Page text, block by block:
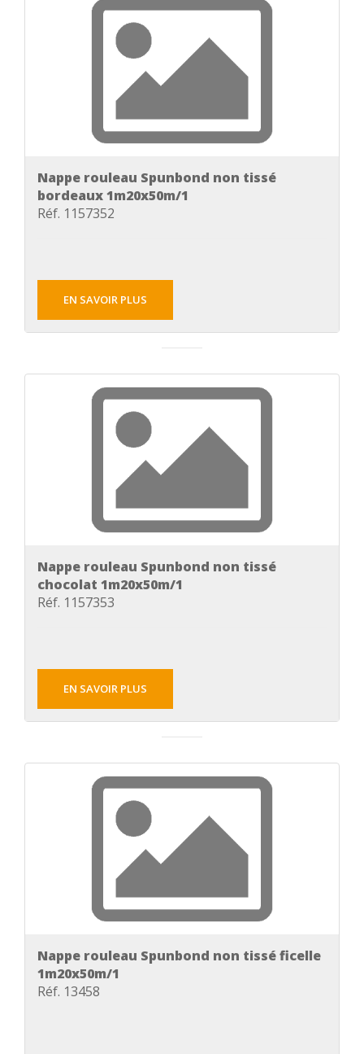
Nappe rouleau Spunbond non tissé
bordeaux 1m20x50m/1
Réf. 1157352
EN SAVOIR PLUS
Nappe rouleau Spunbond non tissé
chocolat 1m20x50m/1
Réf. 1157353
EN SAVOIR PLUS
Nappe rouleau Spunbond non tissé ficelle
1m20x50m/1
Réf. 13458